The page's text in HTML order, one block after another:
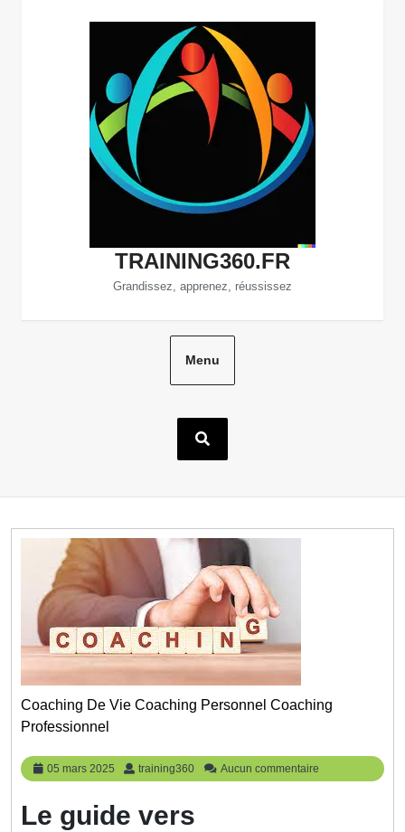
TRAINING360.FR
Grandissez, apprenez, réussissez
Menu
Coaching De Vie Coaching Personnel Coaching
Professionnel
05 mars 2025
05
mars
training360 training360
Aucun commentaire
Le guide vers